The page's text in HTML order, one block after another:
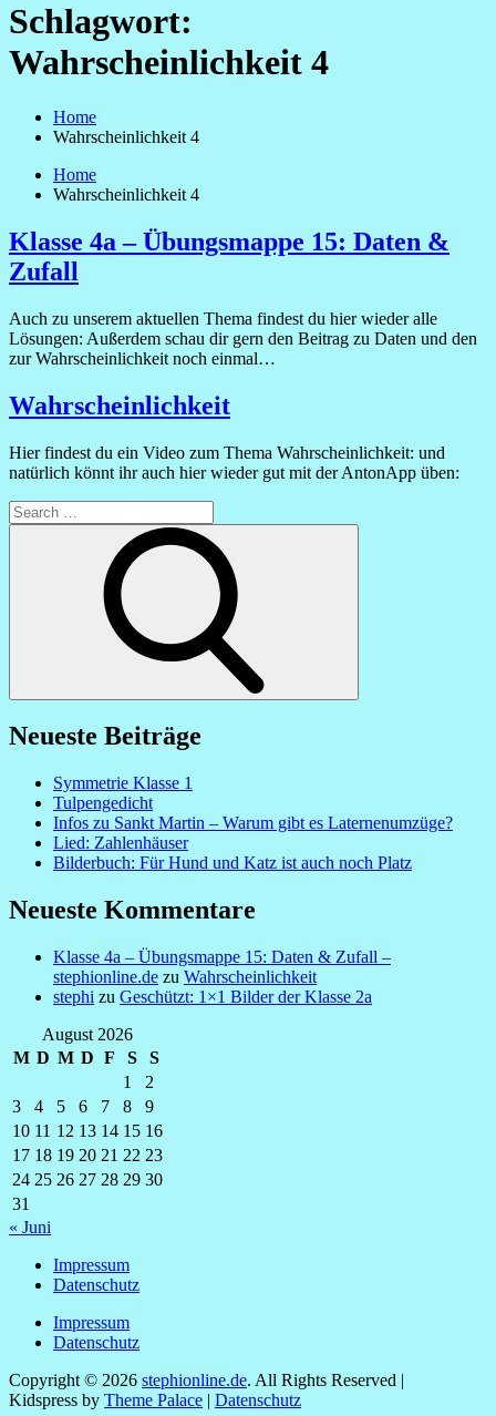
Schlagwort:
Wahrscheinlichkeit 4
Home
Wahrscheinlichkeit 4
Home
Wahrscheinlichkeit 4
Klasse 4a – Übungsmappe 15: Daten &
Zufall
Auch zu unserem aktuellen Thema findest du hier wieder alle
Lösungen: Außerdem schau dir gern den Beitrag zu Daten und den
zur Wahrscheinlichkeit noch einmal…
Wahrscheinlichkeit
Hier findest du ein Video zum Thema Wahrscheinlichkeit: und
natürlich könnt ihr auch hier wieder gut mit der AntonApp üben:
Search
for:
Neueste Beiträge
Symmetrie Klasse 1
Tulpengedicht
Infos zu Sankt Martin – Warum gibt es Laternenumzüge?
Lied: Zahlenhäuser
Bilderbuch: Für Hund und Katz ist auch noch Platz
Neueste Kommentare
Klasse 4a – Übungsmappe 15: Daten & Zufall –
stephionline.de zu Wahrscheinlichkeit
stephi zu Geschützt: 1×1 Bilder der Klasse 2a
August 2026
M D M D F S
S
1
2
3
4 5 6 7 8
9
10 11 12 13 14 15 16
17 18 19 20 21 22 23
24 25 26 27 28 29 30
31
« Juni
Impressum
Datenschutz
Impressum
Datenschutz
Copyright © 2026 stephionline.de. All Rights Reserved |
Kidspress by Theme Palace | Datenschutz